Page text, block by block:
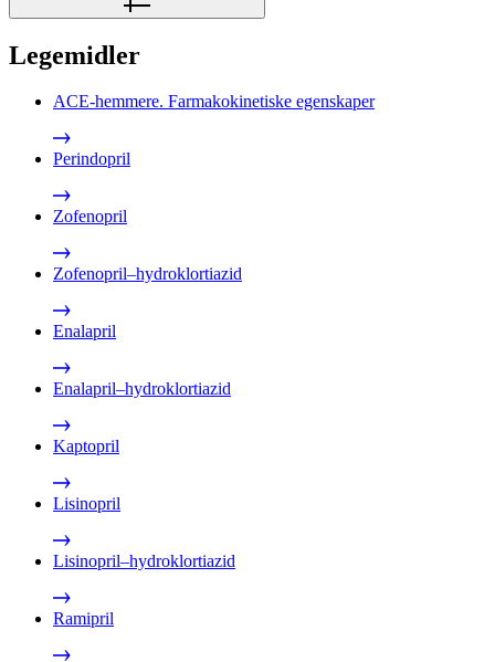
Legemidler
ACE-hemmere. Farmakokinetiske egenskaper
Perindopril
Zofenopril
Zofenopril–hydroklortiazid
Enalapril
Enalapril–hydroklortiazid
Kaptopril
Lisinopril
Lisinopril–hydroklortiazid
Ramipril